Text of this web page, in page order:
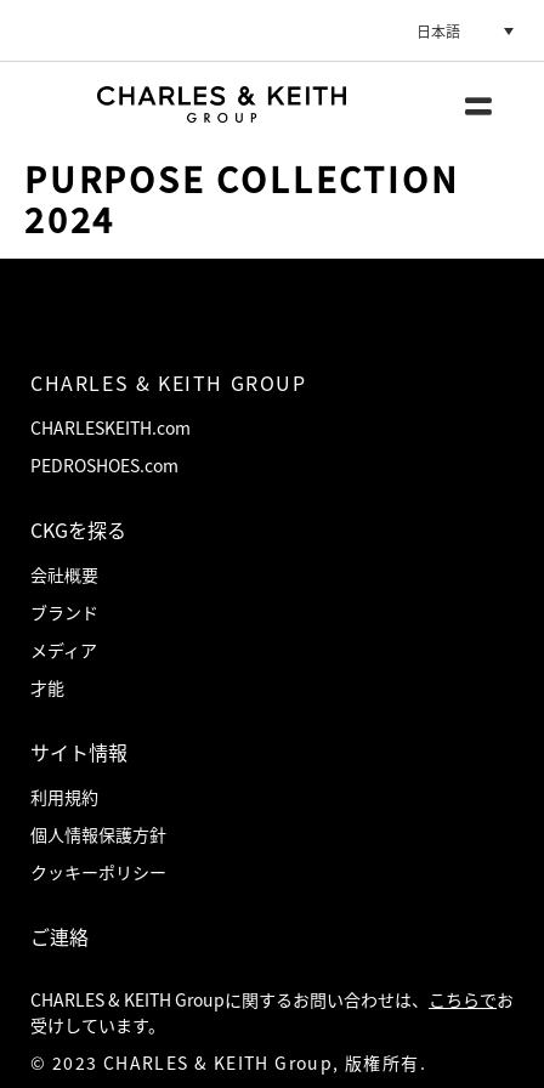
日本語
PURPOSE COLLECTION
2024
CHARLES & KEITH GROUP
CHARLESKEITH.com
PEDROSHOES.com
CKGを探る
会社概要
ブランド
メディア
才能
サイト情報
利用規約
個人情報保護方針
クッキーポリシー
ご連絡
CHARLES & KEITH Groupに関するお問い合わせは、 こちらでお
受けしています。
© 2023 CHARLES & KEITH Group, 版権所有.